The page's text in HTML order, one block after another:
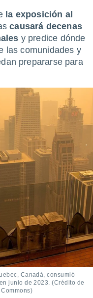
la exposición al
causará decenas
y predice dónde
las comunidades y
prepararse para
Canadá, consumió
junio de 2023. (Crédito de